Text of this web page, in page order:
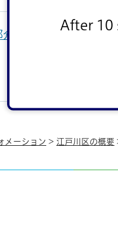
After 10
護保険課
メーション > 江戸川区の概要